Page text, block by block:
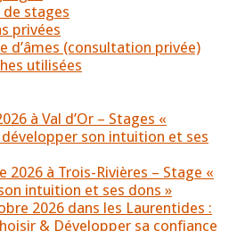
de stages
privées
d’âmes (consultation privée)
utilisées
à Val d’Or – Stages «
son intuition et ses
2026 à Trois-Rivières – Stage «
intuition et ses dons »
2026 dans les Laurentides :
& Développer sa confiance